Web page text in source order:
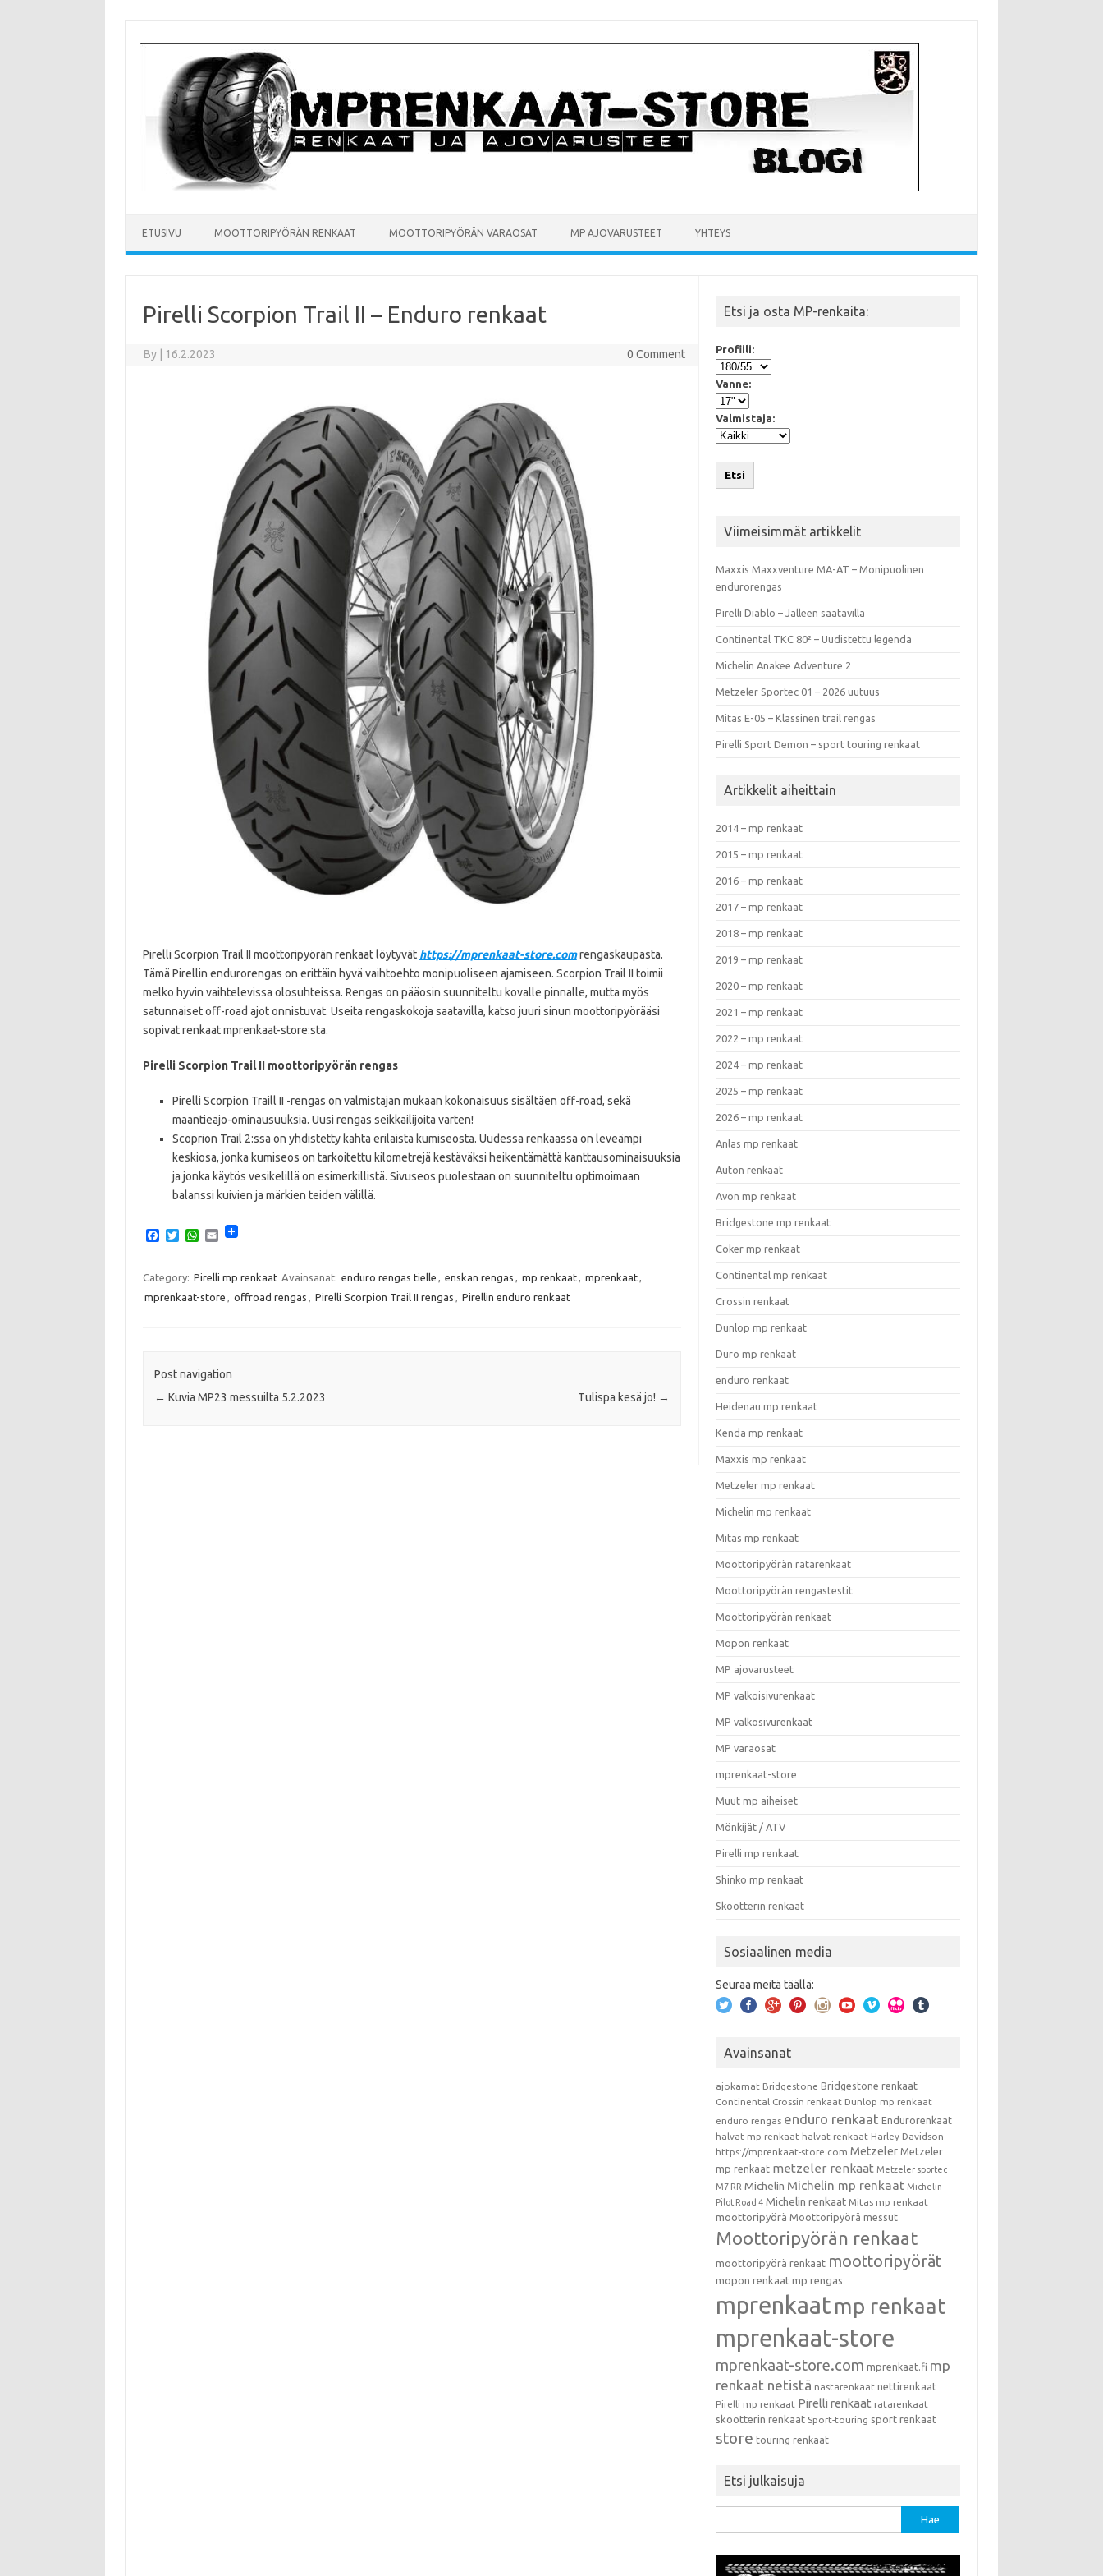
content
ETUSIVU MOOTTORIPYÖRÄN RENKAAT MOOTTORIPYÖRÄN VARAOSAT MP AJOVARUSTEET YHTEYS
Pirelli Scorpion Trail II – Enduro renkaat
By 16.2.2023 0 Comment
Pirelli Scorpion Trail II moottoripyörän renkaat löytyvät https://mprenkaat-store.comrengaskaupasta.
Tämä Pirellin endurorengas on erittäin hyvä vaihtoehto monipuoliseen ajamiseen. Scorpion Trail II toimii
melko hyvin vaihtelevissa olosuhteissa. Rengas on pääosin suunniteltu kovalle pinnalle, mutta myös
satunnaiset off-road ajot onnistuvat. Useita rengaskokoja saatavilla, katso juuri sinun moottoripyörääsi
sopivat renkaat mprenkaat-store:sta.
Pirelli Scorpion Trail II moottoripyörän rengas
Pirelli Scorpion Traill II -rengas on valmistajan mukaan kokonaisuus sisältäen off-road, sekä
maantieajo-ominausuuksia. Uusi rengas seikkailijoita varten!
Scoprion Trail 2:ssa on yhdistetty kahta erilaista kumiseosta. Uudessa renkaassa on leveämpi
keskiosa, jonka kumiseos on tarkoitettu kilometrejä kestäväksi heikentämättä kanttausominaisuuksia
ja jonka käytös vesikelillä on esimerkillistä. Sivuseos puolestaan on suunniteltu optimoimaan
balanssi kuivien ja märkien teiden välillä.
F
e
b
o
T
t
t
e
W
t
A
E
i
Category: Pirelli mp renkaat Avainsanat: enduro rengas tielle , enskan rengas , mp renkaat, mprenkaat,
mprenkaat-store , offroad rengas , Pirelli Scorpion Trail II rengas , Pirellin enduro renkaat
Post navigation
← Kuvia MP23 messuilta 5.2.2023 Tulispa kesä jo! →
Etsi ja osta MP-renkaita:
Profiili:
Vanne:
Valmistaja:
Etsi
Viimeisimmät artikkelit
Maxxis Maxxventure MA-AT – Monipuolinen
endurorengas
Pirelli Diablo – Jälleen saatavilla
Continental TKC 80² – Uudistettu legenda
Michelin Anakee Adventure 2
Metzeler Sportec 01 – 2026 uutuus
Mitas E-05 – Klassinen trail rengas
Pirelli Sport Demon – sport touring renkaat
Artikkelit aiheittain
2014 – mp renkaat
2015 – mp renkaat
2016 – mp renkaat
2017 – mp renkaat
2018 – mp renkaat
2019 – mp renkaat
2020 – mp renkaat
2021 – mp renkaat
2022 – mp renkaat
2024 – mp renkaat
2025 – mp renkaat
2026 – mp renkaat
Anlas mp renkaat
Auton renkaat
Avon mp renkaat
Bridgestone mp renkaat
Coker mp renkaat
Continental mp renkaat
Crossin renkaat
Dunlop mp renkaat
Duro mp renkaat
enduro renkaat
Heidenau mp renkaat
Kenda mp renkaat
Maxxis mp renkaat
Metzeler mp renkaat
Michelin mp renkaat
Mitas mp renkaat
Moottoripyörän ratarenkaat
Moottoripyörän rengastestit
Moottoripyörän renkaat
Mopon renkaat
MP ajovarusteet
MP valkoisivurenkaat
MP valkosivurenkaat
MP varaosat
mprenkaat-store
Muut mp aiheiset
Mönkijät / ATV
Pirelli mp renkaat
Shinko mp renkaat
Skootterin renkaat
Sosiaalinen media
Seuraa meitä täällä:
Avainsanat
ajokamat Bridgestone Bridgestone renkaat
Continental Crossin renkaat Dunlop mp renkaat
enduro rengas enduro renkaat Endurorenkaat
halvat mp renkaat halvat renkaat Harley Davidson
https://mprenkaat-store.com Metzeler Metzeler
mp renkaat metzeler renkaat Metzeler sportec
M7 RR Michelin Michelin mp renkaat Michelin
Pilot Road 4 Michelin renkaat Mitas mp renkaat
moottoripyörä Moottoripyörä messut
Moottoripyörän renkaat
moottoripyörä renkaat moottoripyörät
mopon renkaat mp rengas
mprenkaat mp renkaat
mprenkaat-store
mprenkaat-store.com mprenkaat.fi mp
renkaat netistä nastarenkaat nettirenkaat
Pirelli mp renkaat Pirelli renkaat ratarenkaat
skootterin renkaat Sport-touring sport renkaat
store touring renkaat
Etsi julkaisuja